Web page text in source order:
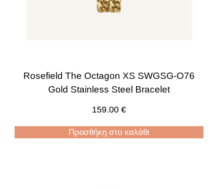
Rosefield The Octagon XS SWGSG-O76
Gold Stainless Steel Bracelet
159.00 €
Προσθήκη στο καλάθι